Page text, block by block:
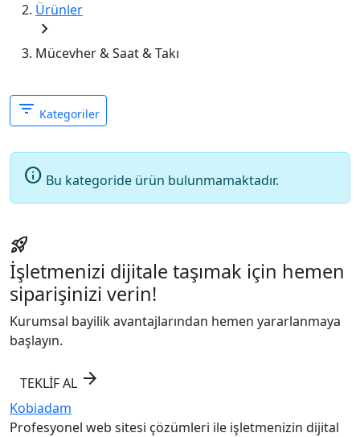
Ürünler
chevron_right
Mücevher & Saat & Takı
filter_list Kategoriler
info Bu kategoride ürün bulunmamaktadır.
rocket_launch
İşletmenizi dijitale taşımak için hemen
siparişinizi verin!
Kurumsal bayilik avantajlarından hemen yararlanmaya
başlayın.
TEKLİF AL arrow_forward
Kobiadam
Profesyonel web sitesi çözümleri ile işletmenizin dijital